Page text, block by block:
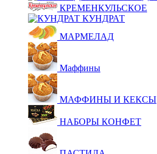
КРЕМЕНКУЛЬСКОЕ
КУНДРАТ
МАРМЕЛАД
Маффины
МАФФИНЫ И КЕКСЫ
НАБОРЫ КОНФЕТ